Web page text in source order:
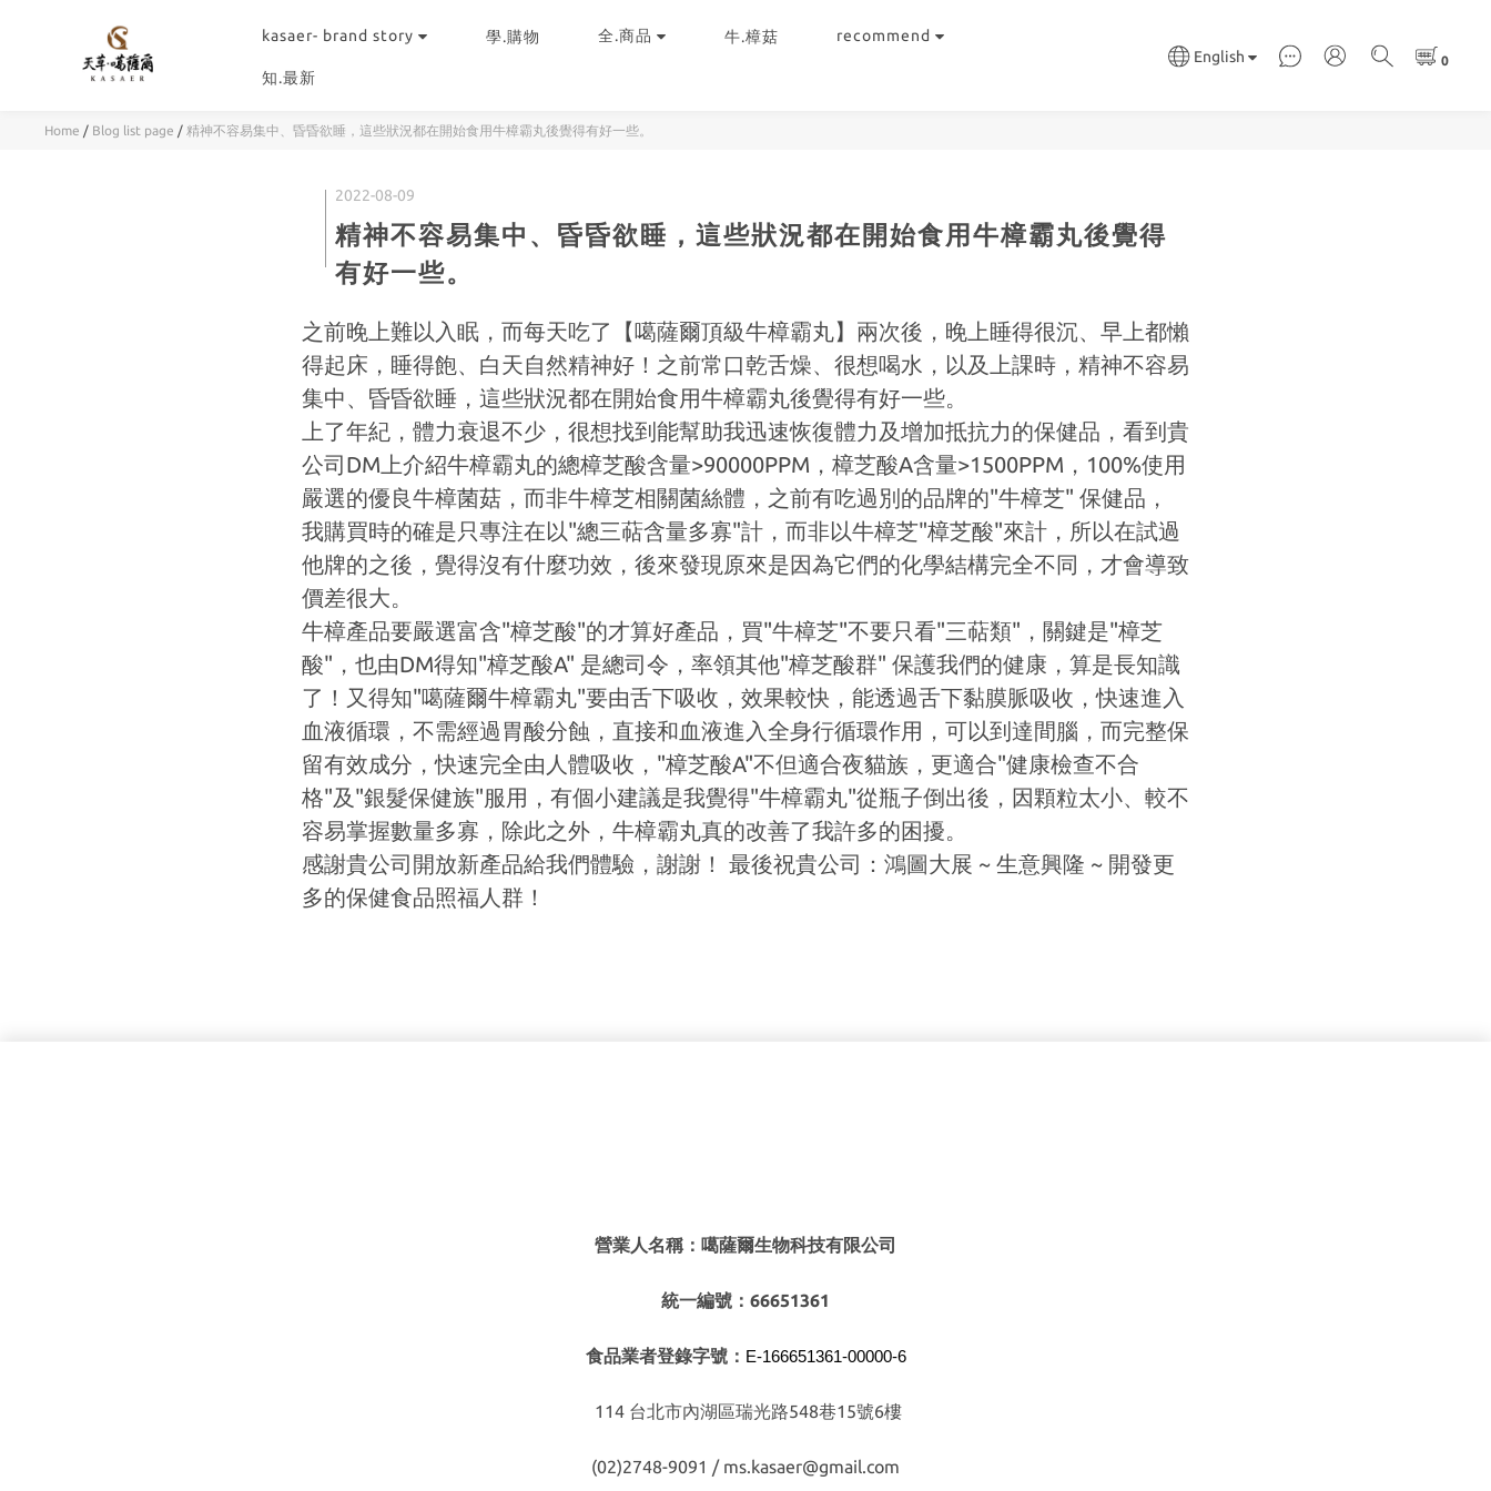
kasaer- brand story 學.購物 全.商品 牛.樟菇 recommend
知.最新
English
Home / Blog list page / 精神不容易集中、昏昏欲睡，這些狀況都在開始食用牛樟霸丸後覺得有好一些。
2022-08-09
精神不容易集中、昏昏欲睡，這些狀況都在開始食用牛樟霸丸後覺得
有好一些。
之前晚上難以入眠，而每天吃了【噶薩爾頂級牛樟霸丸】兩次後，晚上睡得很沉、早上都懶
得起床，睡得飽、白天自然精神好！之前常口乾舌燥、很想喝水，以及上課時，精神不容易
集中、昏昏欲睡，這些狀況都在開始食用牛樟霸丸後覺得有好一些。
上了年紀，體力衰退不少，很想找到能幫助我迅速恢復體力及增加抵抗力的保健品，看到貴
公司DM上介紹牛樟霸丸的總樟芝酸含量>90000PPM，樟芝酸A含量>1500PPM，100%使用
嚴選的優良牛樟菌菇，而非牛樟芝相關菌絲體，之前有吃過別的品牌的"牛樟芝" 保健品，
我購買時的確是只專注在以"總三萜含量多寡"計，而非以牛樟芝"樟芝酸"來計，所以在試過
他牌的之後，覺得沒有什麼功效，後來發現原來是因為它們的化學結構完全不同，才會導致
價差很大。
牛樟產品要嚴選富含"樟芝酸"的才算好產品，買"牛樟芝"不要只看"三萜類"，關鍵是"樟芝
酸"，也由DM得知"樟芝酸A" 是總司令，率領其他"樟芝酸群" 保護我們的健康，算是長知識
了！又得知"噶薩爾牛樟霸丸"要由舌下吸收，效果較快，能透過舌下黏膜脈吸收，快速進入
血液循環，不需經過胃酸分蝕，直接和血液進入全身行循環作用，可以到達間腦，而完整保
留有效成分，快速完全由人體吸收，"樟芝酸A"不但適合夜貓族，更適合"健康檢查不合
格"及"銀髮保健族"服用，有個小建議是我覺得"牛樟霸丸"從瓶子倒出後，因顆粒太小、較不
容易掌握數量多寡，除此之外，牛樟霸丸真的改善了我許多的困擾。
感謝貴公司開放新產品給我們體驗，謝謝！ 最後祝貴公司：鴻圖大展 ~ 生意興隆 ~ 開發更
多的保健食品照福人群！
營業人名稱：噶薩爾生物科技有限公司
統一編號：66651361
食品業者登錄字號： E-166651361-00000-6
114 台北市內湖區瑞光路548巷15號6樓
(02)2748-9091 / ms.kasaer@gmail.com